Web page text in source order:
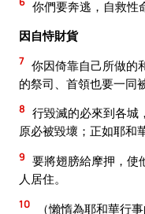
你們要奔逃，自救性
因自恃財貨
7 你因倚靠自己所做的
的祭司、首領也要一同
8 行毀滅的必來到各城
原必被毀壞；正如耶和
9 要將翅膀給摩押，使
人居住。
10
（懶惰為耶和華行